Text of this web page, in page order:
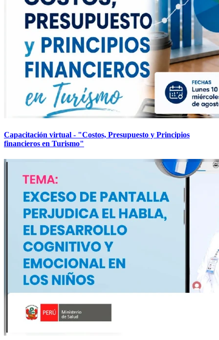
Capacitación virtual - "Costos, Presupuesto y Principios
financieros en Turismo"